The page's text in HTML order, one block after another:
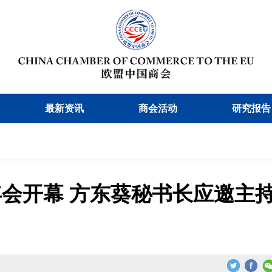
最新资讯 商会活动 研究报告
开幕 方东葵秘书长应邀主